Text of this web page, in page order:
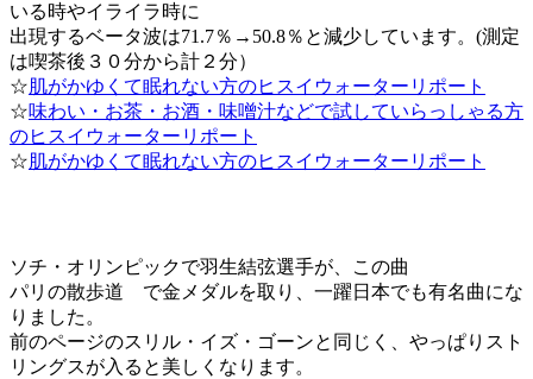
いる時やイライラ時に
出現するベータ波は71.7％→50.8％と減少しています。(測定
は喫茶後３０分から計２分）
☆肌がかゆくて眠れない方のヒスイウォーターリポート
☆味わい・お茶・お酒・味噌汁などで試していらっしゃる方
のヒスイウォーターリポート
☆肌がかゆくて眠れない方のヒスイウォーターリポート
ソチ・オリンピックで羽生結弦選手が、この曲
パリの散歩道 で金メダルを取り、一躍日本でも有名曲にな
りました。
前のページのスリル・イズ・ゴーンと同じく、やっぱりスト
リングスが入ると美しくなります。